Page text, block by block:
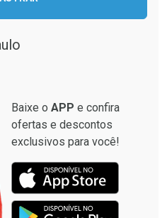
Baixe o APP e confira
ofertas e descontos
exclusivos para você!